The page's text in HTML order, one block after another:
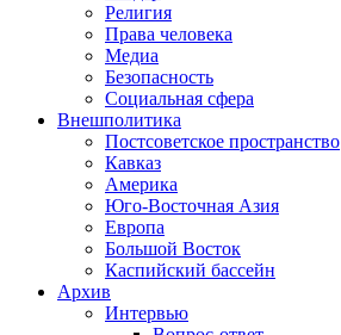
Религия
Права человека
Медиа
Безопасность
Социальная сфера
Внешполитика
Постсоветское пространство
Кавказ
Америка
Юго-Восточная Азия
Европа
Большой Восток
Каспийский бассейн
Архив
Интервью